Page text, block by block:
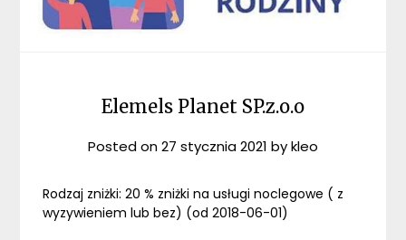
Elemels Planet SP.z.o.o
Posted on27 stycznia 2021 bykleo
Rodzaj zniżki: 20 % zniżki na usługi noclegowe ( z
wyzywieniem lub bez) (od 2018-06-01)